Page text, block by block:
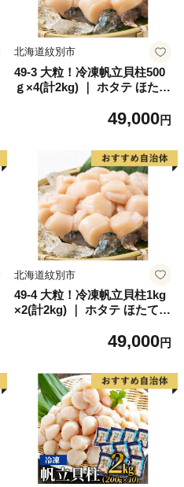
北海道紋別市
49-3 大粒！冷凍帆立貝柱500
ｇ×4(計2kg) ｜ ホタテ ほたて
49,000円
北海道紋別市
49-4 大粒！冷凍帆立貝柱1kg
×2(計2kg) ｜ ホタテ ほたて
49,000円